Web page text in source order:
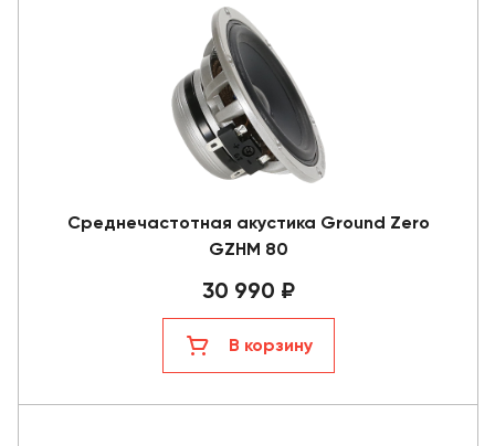
Среднечастотная акустика Ground Zero
GZHM 80
30 990 ₽
В корзину